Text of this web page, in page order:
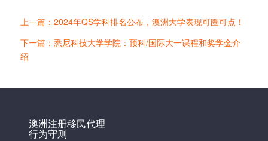
上一篇：2024年QS学科排名公布，澳洲大学表现可圈可点！
下一篇：悉尼科技大学学院：预科/国际大一课程和奖学金介
绍
澳洲注册移民代理
行为守则